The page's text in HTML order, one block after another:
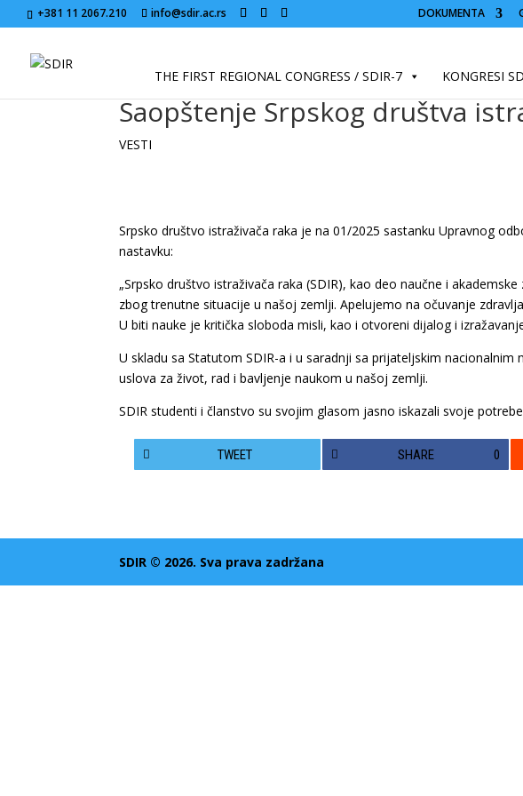
+381 11 2067.210 info@sdir.ac.rs DOKUMENTA
THE FIRST REGIONAL CONGRESS / SDIR-7 KONGRESI
Saopštenje Srpskog društva
VESTI
Srpsko društvo istraživača raka je na 01/2025 sastanku Upravnog
nastavku:
„Srpsko društvo istraživača raka (SDIR), kao deo naučne i
zbog trenutne situacije u našoj zemlji. Apelujemo na očuvanje
U biti nauke je kritička sloboda misli, kao i otvoreni dijalog i
U skladu sa Statutom SDIR-a i u saradnji sa prijateljskim
uslova za život, rad i bavljenje naukom u našoj zemlji.
SDIR studenti i članstvo su svojim glasom jasno iskazali svoje
TWEET SHARE 0
SDIR © 2026. Sva prava zadržana